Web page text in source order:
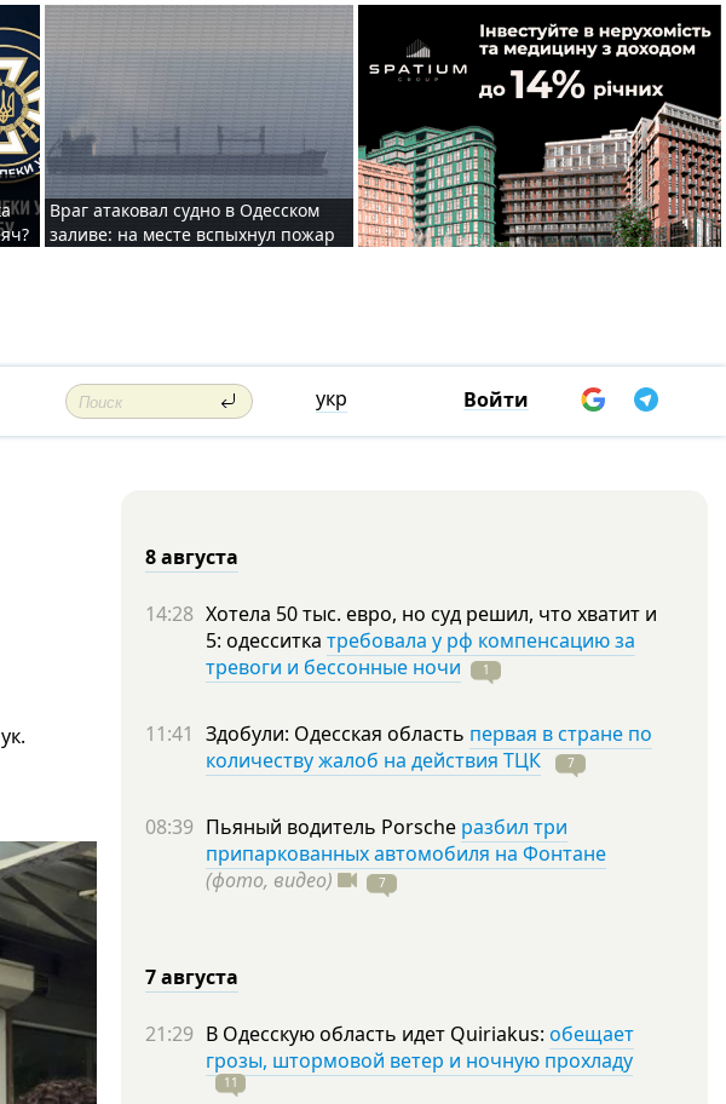
Враг атаковал судно в Одесском
заливе: на месте вспыхнул пожар
укр Войти
8 августа
14:28 Хотела 50 тыс. евро, но суд решил, что хватит и
5: одесситка требовала у рф компенсацию за
тревоги и бессонные ночи
1
11:41 Здобули: Одесская область первая в стране по
количеству жалоб на действия ТЦК
7
08:39 Пьяный водитель Porsche разбил три
припаркованных автомобиля на Фонтане
(фото, видео)
7
7 августа
21:29 В Одесскую область идет Quiriakus: обещает
грозы, штормовой ветер и ночную прохладу
11